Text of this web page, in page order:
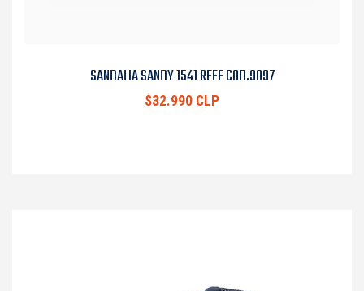
SANDALIA SANDY 1541 REEF COD.9097
$32.990 CLP